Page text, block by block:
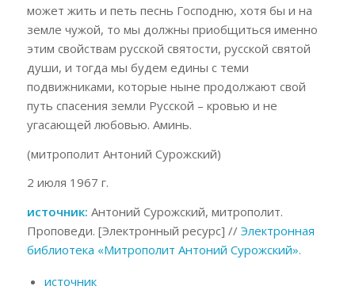
может жить и петь песнь Господню, хотя бы и на
земле чужой, то мы должны приобщиться именно
этим свойствам русской святости, русской святой
души, и тогда мы будем едины с теми
подвижниками, которые ныне продолжают свой
путь спасения земли Русской – кровью и не
угасающей любовью. Аминь.
(митрополит Антоний Сурожский)
2 июля 1967 г.
источник: Антоний Сурожский, митрополит.
Проповеди. [Электронный ресурс] // Электронная
библиотека «Митрополит Антоний Сурожский».
источник